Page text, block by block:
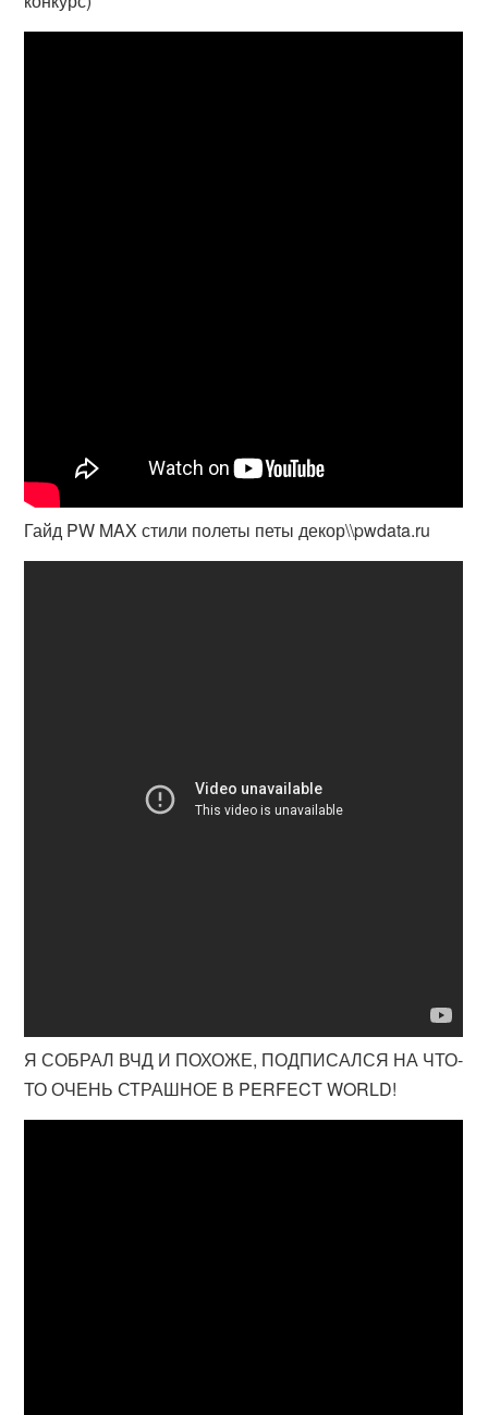
Гайд PW MAX стили полеты петы декор\\pwdata.ru
Я СОБРАЛ ВЧД И ПОХОЖЕ, ПОДПИСАЛСЯ НА ЧТО-
ТО ОЧЕНЬ СТРАШНОЕ В PERFECT WORLD!